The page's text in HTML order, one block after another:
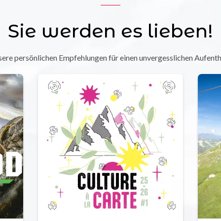
Sie werden es lieben!
persönlichen Empfehlungen für einen unvergesslichen